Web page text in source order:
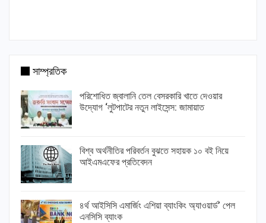
সাম্প্রতিক
পরিশোধিত জ্বালানি তেল বেসরকারি খাতে দেওয়ার
উদ্যোগ ‘লুটপাটের নতুন লাইসেন্স: জামায়াত
বিশ্ব অর্থনীতির পরিবর্তন বুঝতে সহায়ক ১০ বই নিয়ে
আইএমএফের প্রতিবেদন
৪র্থ আইসিসি এমার্জিং এশিয়া ব্যাংকিং অ্যাওয়ার্ড’ পেল
এনসিসি ব্যাংক